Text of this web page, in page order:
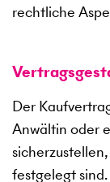
rechtliche
Der
Anwältin oder
festgelegt